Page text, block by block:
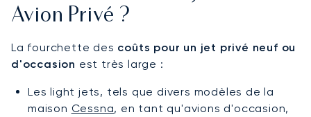
Avion Privé ?
La fourchette des coûts pour un jet privé neuf ou
d'occasion est très large :
Les light jets, tels que divers modèles de la
maison Cessna, en tant qu'avions d'occasion,